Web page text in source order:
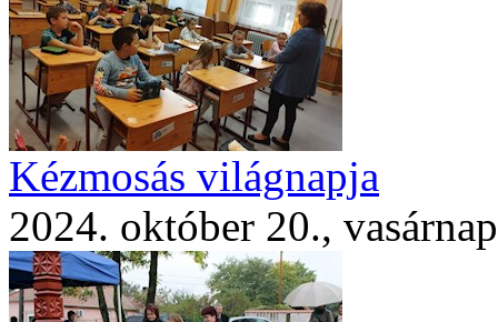
Kézmosás világnapja
2024. október 20., vasárnap